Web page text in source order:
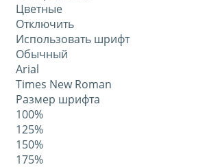
Цветные
Отключить
Использовать шрифт
Обычный
Arial
Times New Roman
Размер шрифта
100%
125%
150%
175%